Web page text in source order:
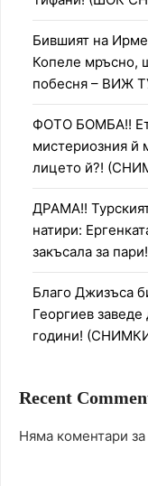
Бившият на
Копеле мръсно,
побесня – ВИЖ
ФОТО БОМБА!!
мистериозния й
лицето й?!
ДРАМА!!
натири:
закъсала за
Благо Джизъса
Георгиев
години!
Recent
Няма коментари за